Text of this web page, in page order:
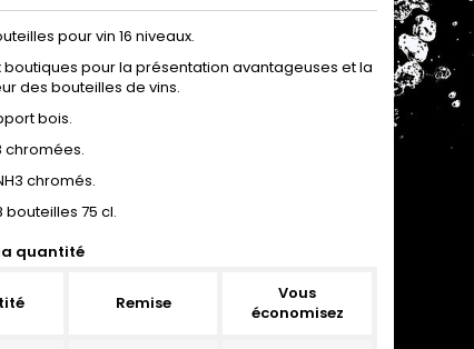
pour vin 16 niveaux.
boutiques pour la présentation avantageuses et la
des bouteilles de vins.
bois.
chromées.
chromés.
75 cl.
quantité
Remise
Vous
économisez